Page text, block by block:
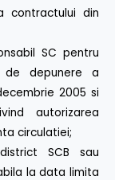
contractului din
SC pentru
de depunere a
2005 si
autorizarea
circulatiei;
SCB sau
la data limita